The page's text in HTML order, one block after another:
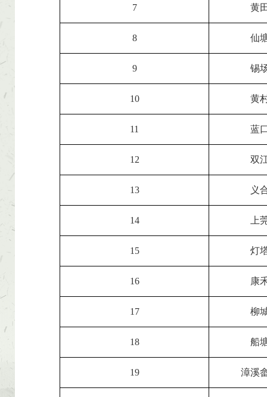
7 黄
8 仙
9 锡
10 黄
11 蓝
12 双
13 义
14 上
15 灯
16 康
17 柳
18 船
19 漳溪